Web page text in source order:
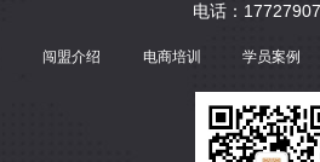
电话：
闯盟介绍 电商培训 学员案例